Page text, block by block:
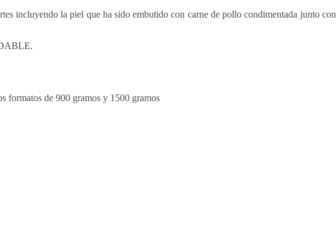
incluyendo la piel que ha sido embutido con carne de pollo condimentada junto
formatos de 900 gramos y 1500 gramos